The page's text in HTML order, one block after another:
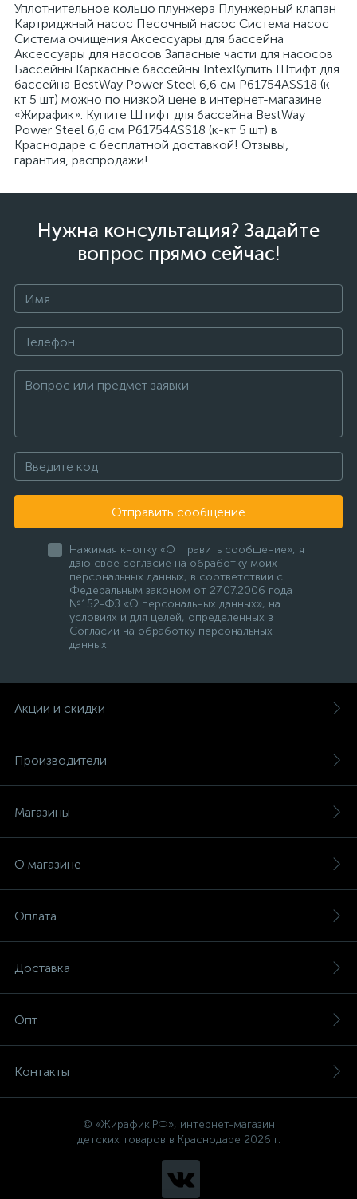
Уплотнительное кольцо плунжера Плунжерный клапан
Картриджный насос Песочный насос Система насос
Система очищения Аксессуары для бассейна
Аксессуары для насосов Запасные части для насосов
Бассейны Каркасные бассейны IntexКупить Штифт для
бассейна BestWay Power Steel 6,6 см P61754ASS18 (к-
кт 5 шт) можно по низкой цене в интернет-магазине
«Жирафик». Купите Штифт для бассейна BestWay
Power Steel 6,6 см P61754ASS18 (к-кт 5 шт) в
Краснодаре с бесплатной доставкой! Отзывы,
гарантия, распродажи!
Нужна консультация? Задайте
вопрос прямо сейчас!
Отправить сообщение
Нажимая кнопку «Отправить сообщение», я
даю свое согласие на обработку моих
персональных данных, в соответствии с
Федеральным законом от 27.07.2006 года
№152-ФЗ «О персональных данных», на
условиях и для целей, определенных в
Согласии на обработку персональных
данных
Акции и скидки
Производители
Магазины
О магазине
Оплата
Доставка
Опт
Контакты
© «Жирафик.РФ», интернет-магазин
детских товаров в Краснодаре 2026 г.